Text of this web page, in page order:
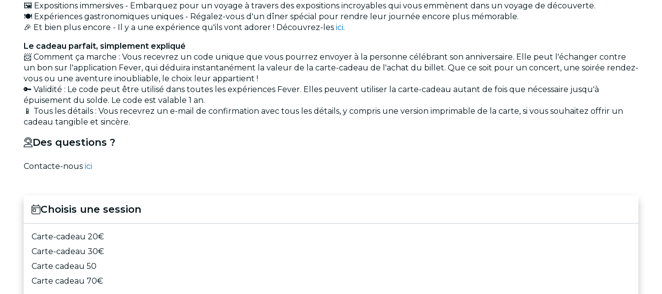
🖼️ Expositions immersives - Embarquez pour un voyage à travers des expositions incroyables qui vous emmènent dans un voyage de découverte.
🍽️ Expériences gastronomiques uniques - Régalez-vous d'un dîner spécial pour rendre leur journée encore plus mémorable.
🎉 Et bien plus encore - Il y a une expérience qu'ils vont adorer ! Découvrez-les ici.
Le cadeau parfait, simplement expliqué
📨 Comment ça marche : Vous recevrez un code unique que vous pourrez envoyer à la personne célébrant son anniversaire. Elle peut l'échanger contre
un bon sur l'application Fever, qui déduira instantanément la valeur de la carte-cadeau de l'achat du billet. Que ce soit pour un concert, une soirée rendez-
vous ou une aventure inoubliable, le choix leur appartient !
🔑 Validité : Le code peut être utilisé dans toutes les expériences Fever. Elles peuvent utiliser la carte-cadeau autant de fois que nécessaire jusqu'à
épuisement du solde. Le code est valable 1 an.
📱 Tous les détails : Vous recevrez un e-mail de confirmation avec tous les détails, y compris une version imprimable de la carte, si vous souhaitez offrir un
cadeau tangible et sincère.
Des questions ?
Contacte-nous ici
Choisis une session
Carte-cadeau 20€
Carte-cadeau 30€
Carte cadeau 50
Carte cadeau 70€